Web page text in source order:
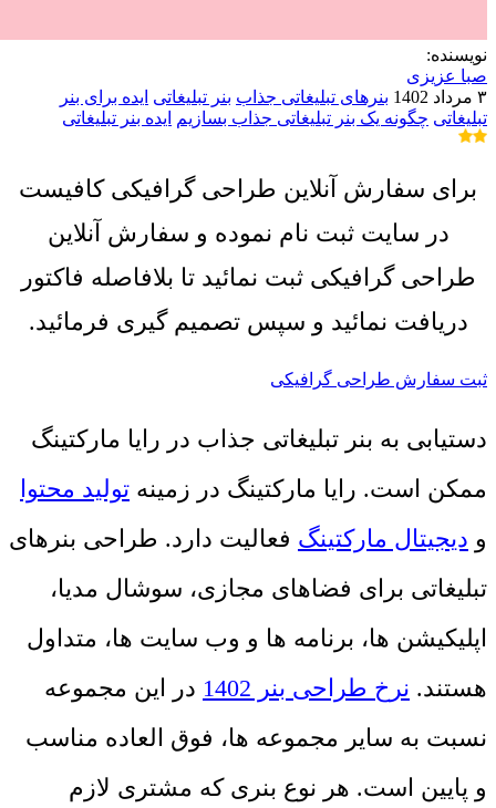
نویسنده:
صبا عزیزی
۳ مرداد 1402
بنرهای تبلیغاتی جذاب بنر تبلیغاتی ایده برای بنر
تبلیغاتی چگونه یک بنر تبلیغاتی جذاب بسازیم ایده بنر تبلیغاتی
برای سفارش آنلاین طراحی گرافیکی کافیست
در سایت ثبت نام نموده و سفارش آنلاین
طراحی گرافیکی ثبت نمائید تا بلافاصله فاکتور
دریافت نمائید و سپس تصمیم گیری فرمائید.
ثبت سفارش طراحی گرافیکی
دستیابی به بنر تبلیغاتی جذاب در رایا مارکتینگ
ممکن است. رایا مارکتینگ در زمینه تولید محتوا
و دیجیتال مارکتینگ فعالیت دارد. طراحی بنرهای
تبلیغاتی برای فضاهای مجازی، سوشال مدیا،
اپلیکیشن ها، برنامه ها و وب سایت ها، متداول
هستند. نرخ طراحی بنر 1402
در این مجموعه
نسبت به سایر مجموعه ها، فوق العاده مناسب
و پایین است. هر نوع بنری که مشتری لازم